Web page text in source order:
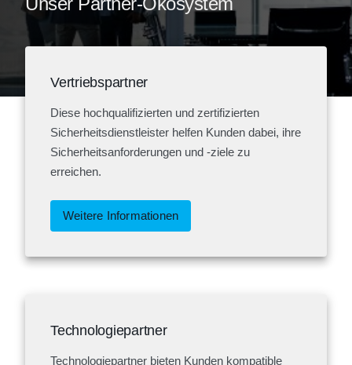
Vertriebspartner
Diese hochqualifizierten und zertifizierten
Sicherheitsdienstleister helfen Kunden dabei, ihre
Sicherheitsanforderungen und -ziele zu
erreichen.
Weitere Informationen
Technologiepartner
Technologiepartner bieten Kunden kompatible